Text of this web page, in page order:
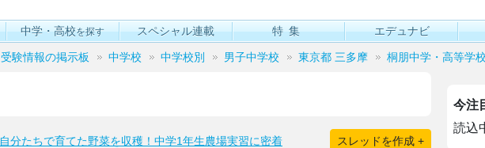
中学・高校を探す スペシャル連載 特集 エデュナビ
受験情報の掲示板 中学校 中学校別 男子中学校 東京都 三多摩 桐朋中学・高等学校
自分たちで育てた野菜を収穫！中学1年生農場実習に密着 スレッドを作成 +
今注
読込